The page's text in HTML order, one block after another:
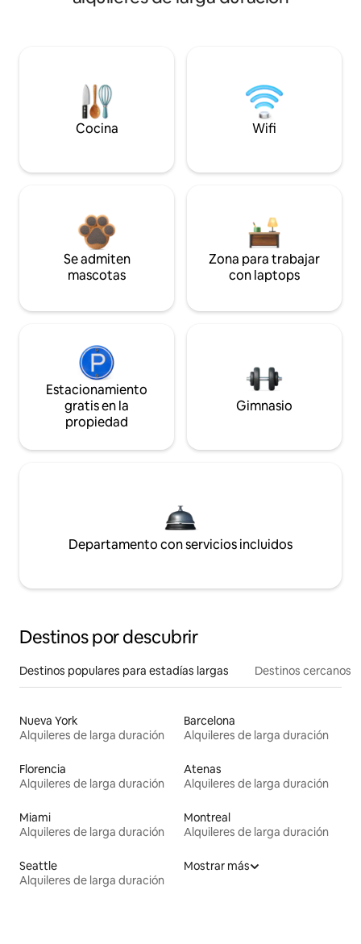
Cocina Wifi
Se admiten
mascotas
Zona para trabajar
con laptops
Estacionamiento
gratis en la
propiedad
Gimnasio
Departamento con servicios incluidos
Destinos por descubrir
Destinos populares para estadías largas Destinos cercanos
Nueva York
Alquileres de larga duración
Barcelona
Alquileres de larga duración
Florencia
Alquileres de larga duración
Atenas
Alquileres de larga duración
Miami
Alquileres de larga duración
Montreal
Alquileres de larga duración
Seattle
Alquileres de larga duración
Mostrar más